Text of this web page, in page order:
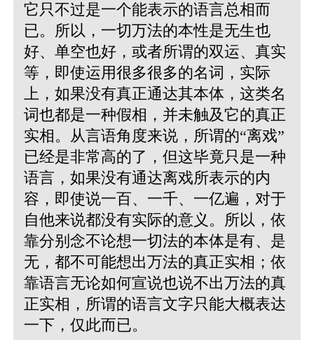
它只不过是一个能表示的语言总相而
已。所以，一切万法的本性是无生也
好、单空也好，或者所谓的双运、真实
等，即使运用很多很多的名词，实际
上，如果没有真正通达其本体，这类名
词也都是一种假相，并未触及它的真正
实相。从言语角度来说，所谓的“离戏”
已经是非常高的了，但这毕竟只是一种
语言，如果没有通达离戏所表示的内
容，即使说一百、一千、一亿遍，对于
自他来说都没有实际的意义。所以，依
靠分别念不论想一切法的本体是有、是
无，都不可能想出万法的真正实相；依
靠语言无论如何宣说也说不出万法的真
正实相，所谓的语言文字只能大概表达
一下，仅此而已。